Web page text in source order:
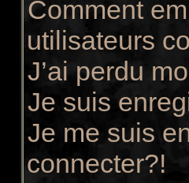
Comment
utilisateurs
J’ai perdu
Je suis
Je me suis
connecter?!